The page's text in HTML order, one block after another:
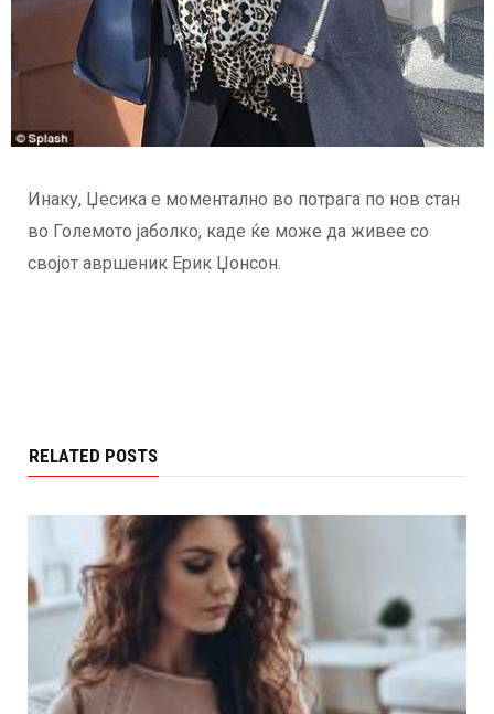
Инаку, Џесика е моментално во потрага по нов стан
во Големото јаболко, каде ќе може да живее со
својот авршеник Ерик Џонсон.
RELATED POSTS